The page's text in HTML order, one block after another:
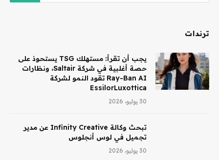
ترندات
يجب أن تقرأ: مستهلك TSG يستحوذ على
حصة أغلبية في شركة Saltair، ونظارات
Ray-Ban AI تقود النمو لشركة
EssilorLuxottica
30 يوليو، 2026
تبحث وكالة Infinity Creative عن مدير
تجميل في لوس أنجلوس
30 يوليو، 2026